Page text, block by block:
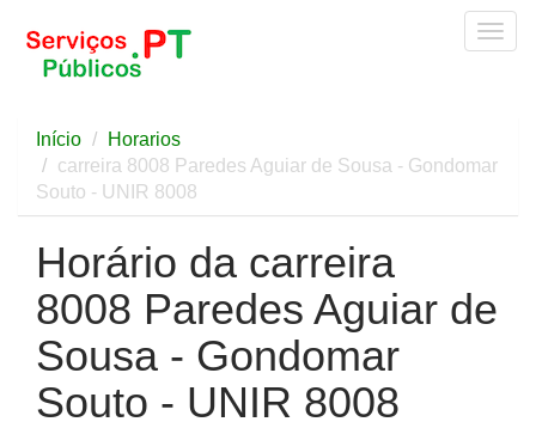
Início
Horarios
carreira 8008 Paredes Aguiar de Sousa - Gondomar
Souto - UNIR 8008
Horário da carreira
8008 Paredes Aguiar de
Sousa - Gondomar
Souto - UNIR 8008